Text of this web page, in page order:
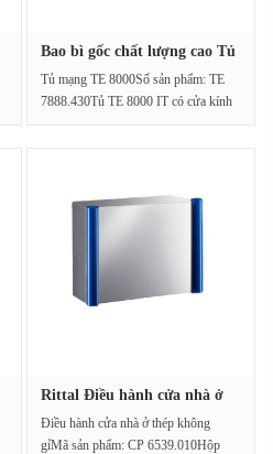
Bao bì gốc chất lượng cao Tủ
Tủ mạng TE 8000Số sản phẩm: TE
7888.430Tủ TE 8000 IT có cửa kính
Rittal Điều hành cửa nhà ở
Điều hành cửa nhà ở thép không
gỉMã sản phẩm: CP 6539.010Hộp